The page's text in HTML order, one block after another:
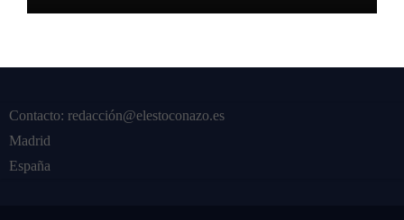
Contacto: redacción@elestoconazo.es
Madrid
España